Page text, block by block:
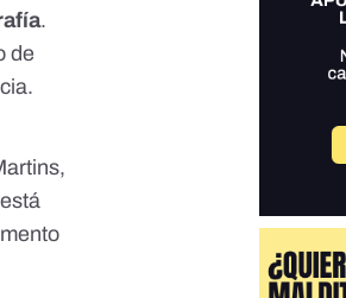
.
de